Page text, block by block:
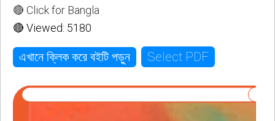
🔴 Click for Bangla
🔴 Viewed: 5180
এখানে ক্লিক করে বইটি পড়ুন Select PDF